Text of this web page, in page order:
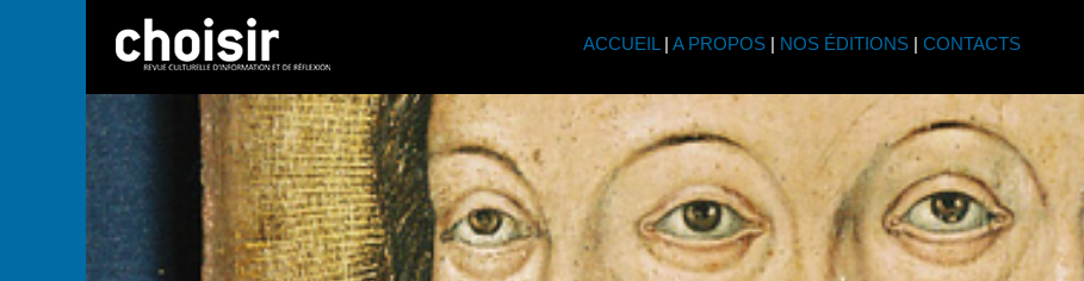
ACCUEIL | A PROPOS| NOS ÉDITIONS| CONTACTS